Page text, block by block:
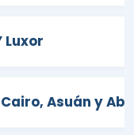
Luxor
Asuán y